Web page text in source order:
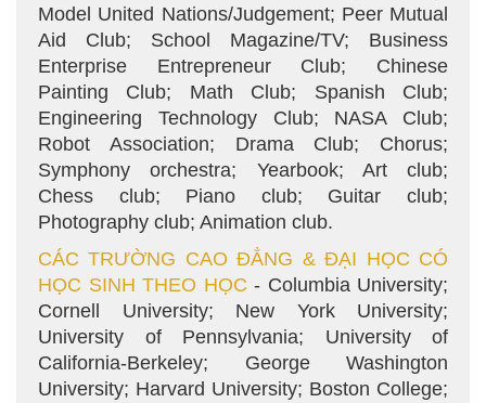
Model United Nations/Judgement; Peer Mutual
Aid Club; School Magazine/TV; Business
Enterprise Entrepreneur Club; Chinese
Painting Club; Math Club; Spanish Club;
Engineering Technology Club; NASA Club;
Robot Association; Drama Club; Chorus;
Symphony orchestra; Yearbook; Art club;
Chess club; Piano club; Guitar club;
Photography club; Animation club.
CÁC TRƯỜNG CAO ĐẲNG & ĐẠI HỌC CÓ
HỌC SINH THEO HỌC - Columbia University;
Cornell University; New York University;
University of Pennsylvania; University of
California-Berkeley; George Washington
University; Harvard University; Boston College;